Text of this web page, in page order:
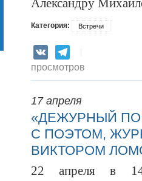
Александру
Категория: Встречи
VK Telegram
просмотров
17 апреля
«ДЕЖУРНЫЙ
С ПОЭТОМ,
ВИКТОРОМ
22 апреля в